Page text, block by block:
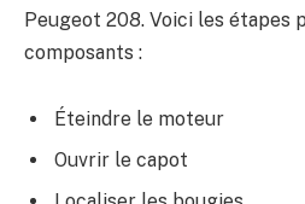
Peugeot 208. Voici les étapes
composants :
Éteindre le moteur
Ouvrir le capot